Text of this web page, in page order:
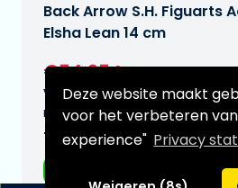
Deze website maakt
voor het verbeteren
experience" Privacy
Back Arrow S.H. Figuarts
Elsha Lean 14 cm
€54,95
Verwachtte leverdatum:
n.v.t.
Type: